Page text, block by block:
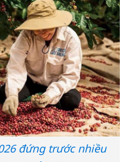
đứng trước nhiều